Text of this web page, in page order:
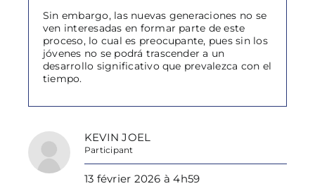
Sin embargo, las nuevas generaciones no se
ven interesadas en formar parte de este
proceso, lo cual es preocupante, pues sin los
jóvenes no se podrá trascender a un
desarrollo significativo que prevalezca con el
tiempo.
KEVIN JOEL
Participant
13 février 2026 à 4h59